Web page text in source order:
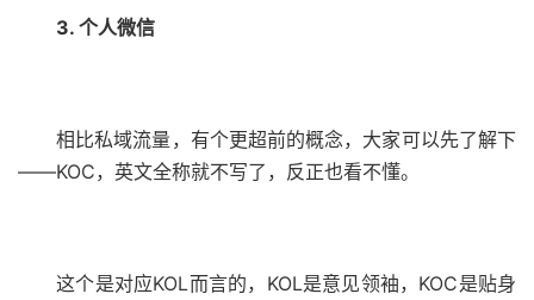
3. 个人微信
相比私域流量，有个更超前的概念，大家可以先了解下
——KOC，英文全称就不写了，反正也看不懂。
这个是对应KOL而言的，KOL是意见领袖，KOC是贴身